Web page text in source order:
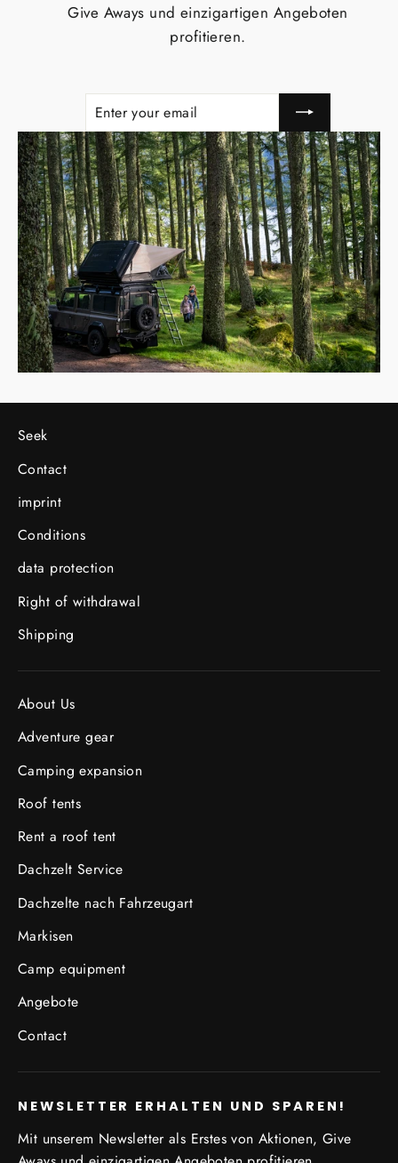
Give Aways und einzigartigen Angeboten
profitieren.
ENTER
SUBSCRIBE
Seek
Contact
imprint
Conditions
data protection
Right of withdrawal
Shipping
About Us
Adventure gear
Camping expansion
Roof tents
Rent a roof tent
Dachzelt Service
Dachzelte nach Fahrzeugart
Markisen
Camp equipment
Angebote
Contact
NEWSLETTER ERHALTEN UND SPAREN!
Mit unserem Newsletter als Erstes von Aktionen, Give